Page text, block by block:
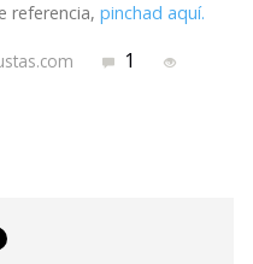
referencia, pinchad aquí.
1